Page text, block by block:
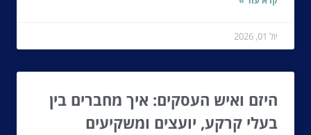
יול 01, 2026
היזם ואיש העסקים: איך מחברים בין
בעלי קרקע, יועצים ומשקיעים